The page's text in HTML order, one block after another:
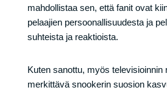
mahdollistaa sen, että fanit ovat
pelaajien persoonallisuudesta ja
suhteista ja reaktioista.
Kuten sanottu, myös televisioinnin
merkittävä snookerin suosion